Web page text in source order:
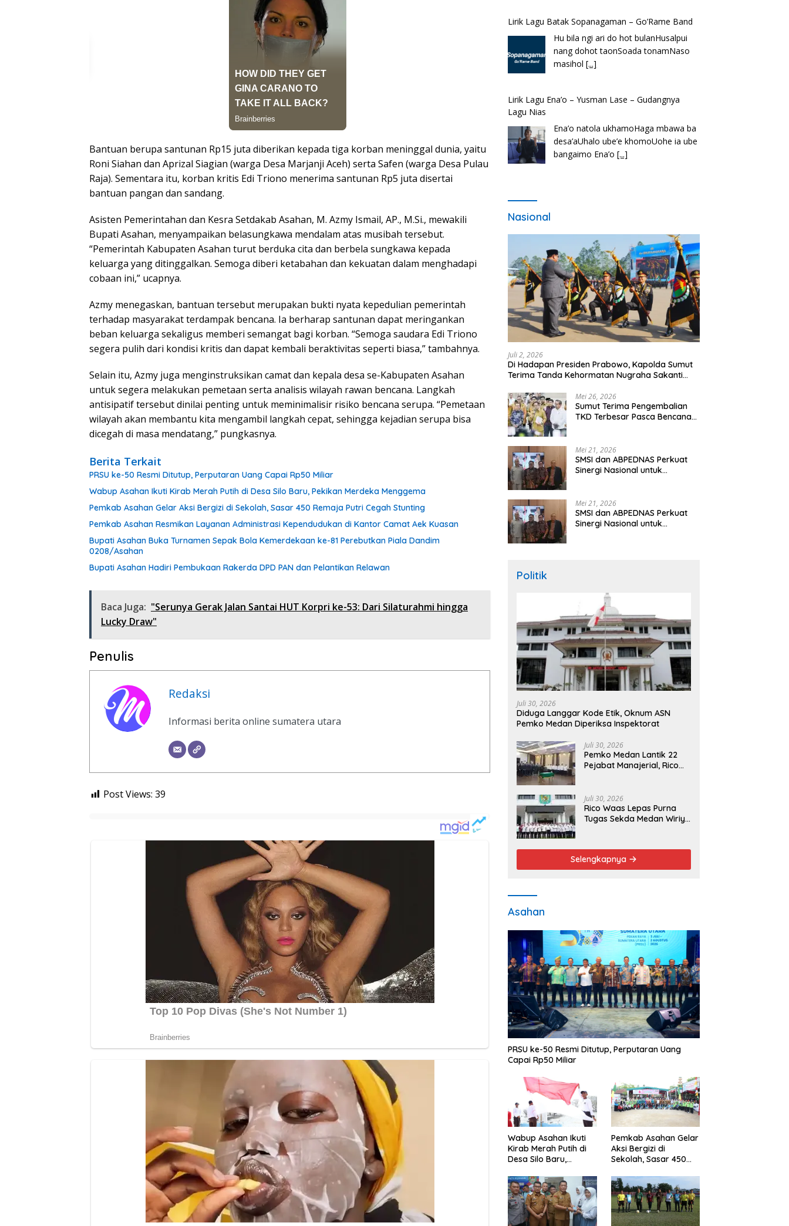
Bantuan berupa santunan Rp15 juta diberikan kepada tiga korban meninggal dunia, yaitu
Roni Siahan dan Aprizal Siagian (warga Desa Marjanji Aceh) serta Safen (warga Desa Pulau
Raja). Sementara itu, korban kritis Edi Triono menerima santunan Rp5 juta disertai
bantuan pangan dan sandang.
Asisten Pemerintahan dan Kesra Setdakab Asahan, M. Azmy Ismail, AP., M.Si., mewakili
Bupati Asahan, menyampaikan belasungkawa mendalam atas musibah tersebut.
“Pemerintah Kabupaten Asahan turut berduka cita dan berbela sungkawa kepada
keluarga yang ditinggalkan. Semoga diberi ketabahan dan kekuatan dalam menghadapi
cobaan ini,” ucapnya.
Azmy menegaskan, bantuan tersebut merupakan bukti nyata kepedulian pemerintah
terhadap masyarakat terdampak bencana. Ia berharap santunan dapat meringankan
beban keluarga sekaligus memberi semangat bagi korban. “Semoga saudara Edi Triono
segera pulih dari kondisi kritis dan dapat kembali beraktivitas seperti biasa,” tambahnya.
Selain itu, Azmy juga menginstruksikan camat dan kepala desa se-Kabupaten Asahan
untuk segera melakukan pemetaan serta analisis wilayah rawan bencana. Langkah
antisipatif tersebut dinilai penting untuk meminimalisir risiko bencana serupa. “Pemetaan
wilayah akan membantu kita mengambil langkah cepat, sehingga kejadian serupa bisa
dicegah di masa mendatang,” pungkasnya.
Berita Terkait
PRSU ke-50 Resmi Ditutup, Perputaran Uang Capai Rp50 Miliar
Wabup Asahan Ikuti Kirab Merah Putih di Desa Silo Baru, Pekikan Merdeka Menggema
Pemkab Asahan Gelar Aksi Bergizi di Sekolah, Sasar 450 Remaja Putri Cegah Stunting
Pemkab Asahan Resmikan Layanan Administrasi Kependudukan di Kantor Camat Aek Kuasan
Bupati Asahan Buka Turnamen Sepak Bola Kemerdekaan ke-81 Perebutkan Piala Dandim
0208/Asahan
Bupati Asahan Hadiri Pembukaan Rakerda DPD PAN dan Pelantikan Relawan
Baca Juga: "Serunya Gerak Jalan Santai HUT Korpri ke-53: Dari Silaturahmi hingga
Lucky Draw"
Penulis
Redaksi
Informasi berita online sumatera utara
Post Views: 39
Lirik Lagu Batak Sopanagaman – Go’Rame Band
Hu bila ngi ari do hot bulanHusalpui
nang dohot taonSoada tonamNaso
masihol[...]
Lirik Lagu Ena’o – Yusman Lase – Gudangnya
Lagu Nias
Ena’o natola ukhamoHaga mbawa ba
desa’aUhalo ube’e khomoUohe ia ube
bangaimo Ena’o[...]
Nasional
Juli 2, 2026
Di Hadapan Presiden Prabowo, Kapolda Sumut
Terima Tanda Kehormatan Nugraha Sakanti
Mei 26, 2026
Sumut Terima Pengembalian
TKD Terbesar Pasca Bencana
Mei 21, 2026
SMSI dan ABPEDNAS Perkuat
Sinergi Nasional untuk
Mei 21, 2026
SMSI dan ABPEDNAS Perkuat
Sinergi Nasional untuk
Politik
Juli 30, 2026
Diduga Langgar Kode Etik, Oknum ASN
Pemko Medan Diperiksa Inspektorat
Juli 30, 2026
Pemko Medan Lantik 22
Pejabat Manajerial, Rico
Transparan
Juli 30, 2026
Rico Waas Lepas Purna
Tugas Sekda Medan Wiriya
Berakhir
Selengkapnya
Asahan
PRSU ke-50 Resmi Ditutup, Perputaran Uang
Capai Rp50 Miliar
Wabup Asahan Ikuti
Kirab Merah Putih di
Desa Silo Baru,
Menggema
Pemkab Asahan Gelar
Aksi Bergizi di
Sekolah, Sasar 450
Stunting